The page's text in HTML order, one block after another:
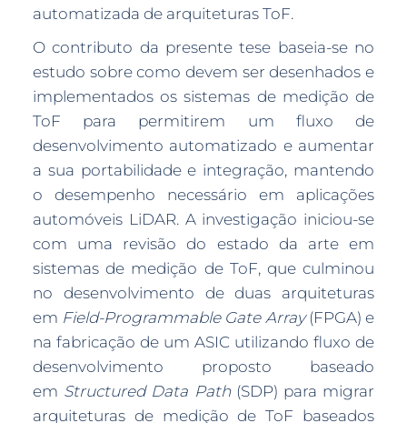
automatizada de arquiteturas ToF.
O contributo da presente tese baseia-se no
estudo sobre como devem ser desenhados e
implementados os sistemas de medição de
ToF para permitirem um fluxo de
desenvolvimento automatizado e aumentar
a sua portabilidade e integração, mantendo
o desempenho necessário em aplicações
automóveis LiDAR. A investigação iniciou-se
com uma revisão do estado da arte em
sistemas de medição de ToF, que culminou
no desenvolvimento de duas arquiteturas
em Field-Programmable Gate Array(FPGA) e
na fabricação de um ASIC utilizando fluxo de
desenvolvimento proposto baseado
em Structured Data Path(SDP) para migrar
arquiteturas de medição de ToF baseados